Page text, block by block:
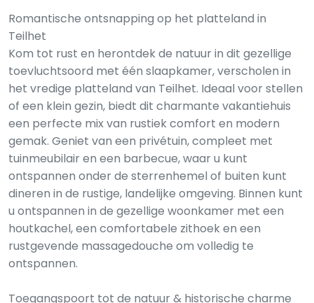
Romantische ontsnapping op het platteland in
Teilhet
Kom tot rust en herontdek de natuur in dit gezellige
toevluchtsoord met één slaapkamer, verscholen in
het vredige platteland van Teilhet. Ideaal voor stellen
of een klein gezin, biedt dit charmante vakantiehuis
een perfecte mix van rustiek comfort en modern
gemak. Geniet van een privétuin, compleet met
tuinmeubilair en een barbecue, waar u kunt
ontspannen onder de sterrenhemel of buiten kunt
dineren in de rustige, landelijke omgeving. Binnen kunt
u ontspannen in de gezellige woonkamer met een
houtkachel, een comfortabele zithoek en een
rustgevende massagedouche om volledig te
ontspannen.
Toegangspoort tot de natuur & historische charme